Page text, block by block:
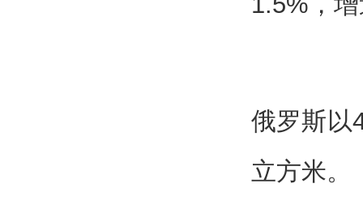
俄罗斯以
立方米。